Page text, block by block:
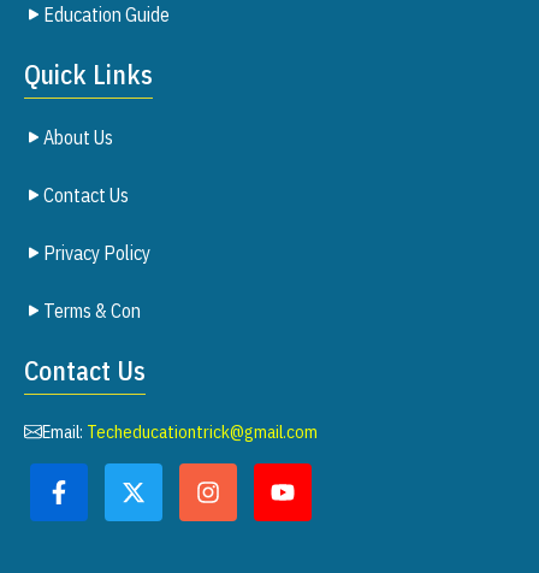
Education Guide
Quick Links
About Us
Contact Us
Privacy Policy
Terms & Con
Contact Us
Email: Techeducationtrick@gmail.com